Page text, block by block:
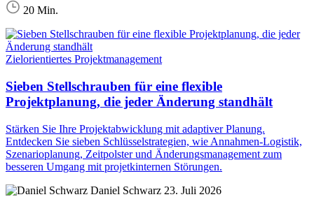
20 Min.
Zielorientiertes Projektmanagement
Sieben Stellschrauben für eine flexible
Projektplanung, die jeder Änderung standhält
Stärken Sie Ihre Projektabwicklung mit adaptiver Planung.
Entdecken Sie sieben Schlüsselstrategien, wie Annahmen-Logistik,
Szenarioplanung, Zeitpolster und Änderungsmanagement zum
besseren Umgang mit projetkinternen Störungen.
Daniel Schwarz 23. Juli 2026